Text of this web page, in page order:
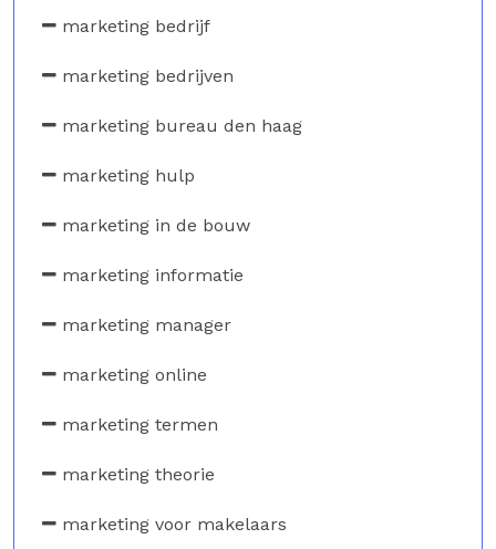
marketing bedrijf
marketing bedrijven
marketing bureau den haag
marketing hulp
marketing in de bouw
marketing informatie
marketing manager
marketing online
marketing termen
marketing theorie
marketing voor makelaars